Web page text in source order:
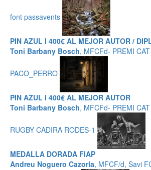
font passavents
PIN AZUL I 400€ AL MEJOR AUTOR /
Toni Barbany Bosch, MFCFd- PREMI
PACO_PERRO
PIN AZUL I 400€ AL MEJOR AUTOR
Toni Barbany Bosch, MFCFd- PREMI
RUGBY CADIRA RODES-1
MEDALLA DORADA FIAP
Andreu Noguero Cazorla, MFCF/d, Savi